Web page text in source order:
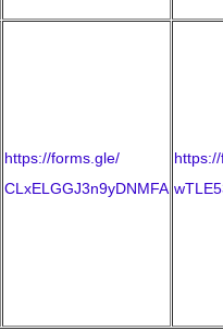
https://forms.gle/
CLxELGGJ3n9yDNMFA